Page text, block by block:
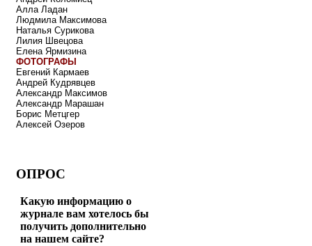
Алла Ладан
Людмила Максимова
Наталья Сурикова
Лилия Швецова
Елена Ярмизина
ФОТОГРАФЫ
Евгений Кармаев
Андрей Кудрявцев
Александр Максимов
Александр Марашан
Борис Метцгер
Алексей Озеров
ОПРОС
Какую информацию о
журнале вам хотелось бы
получить дополнительно
на нашем сайте?